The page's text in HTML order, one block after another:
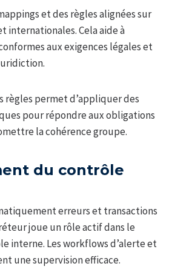
et des règles alignées sur
internationales. Cela aide à
aux exigences légales et
règles permet d’appliquer des
pour répondre aux obligations
la cohérence groupe.
du contrôle
erreurs et transactions
joue un rôle actif dans le
interne. Les workflows d’alerte et
une supervision efficace.